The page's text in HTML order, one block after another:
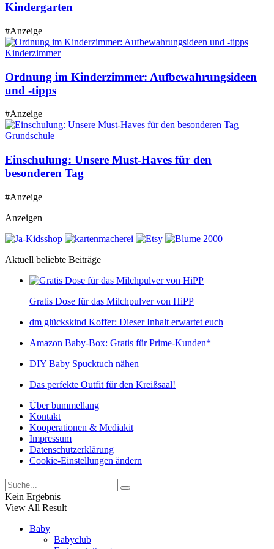
Kindergarten
#Anzeige
Kinderzimmer
Ordnung im Kinderzimmer: Aufbewahrungsideen
und -tipps
#Anzeige
Grundschule
Einschulung: Unsere Must-Haves für den
besonderen Tag
#Anzeige
Anzeigen
Aktuell beliebte Beiträge
Gratis Dose für das Milchpulver von HiPP
dm glückskind Koffer: Dieser Inhalt erwartet euch
Amazon Baby-Box: Gratis für Prime-Kunden*
DIY Baby Spucktuch nähen
Das perfekte Outfit für den Kreißsaal!
Über bummellang
Kontakt
Kooperationen & Mediakit
Impressum
Datenschutzerklärung
Cookie-Einstellungen ändern
Kein Ergebnis
View All Result
Baby
Babyclub